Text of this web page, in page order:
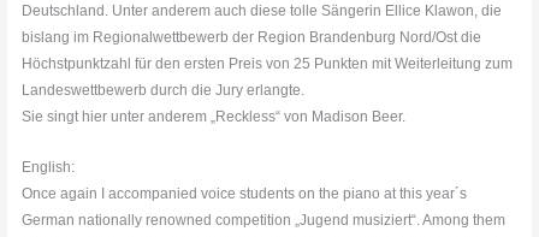
Deutschland. Unter anderem auch diese tolle Sängerin Ellice Klawon, die
bislang im Regionalwettbewerb der Region Brandenburg Nord/Ost die
Höchstpunktzahl für den ersten Preis von 25 Punkten mit Weiterleitung zum
Landeswettbewerb durch die Jury erlangte.
Sie singt hier unter anderem „Reckless“ von Madison Beer.
English:
Once again I accompanied voice students on the piano at this year´s
German nationally renowned competition „Jugend musiziert“. Among them